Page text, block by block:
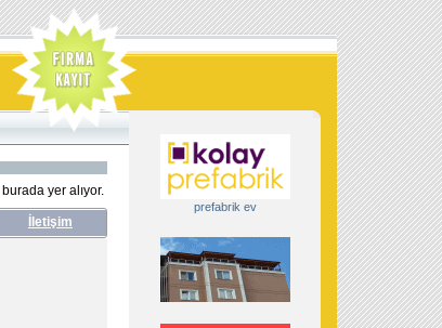
burada yer alıyor.
İletişim
prefabrik ev